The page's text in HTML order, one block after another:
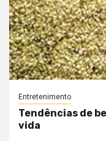
Entretenimento
Tendências de
vida